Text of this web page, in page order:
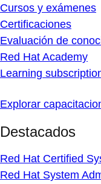
Cursos y exámenes
Certificaciones
Evaluación de
Red Hat Academy
Learning
Explorar
Destacados
Red Hat Certified
Red Hat System